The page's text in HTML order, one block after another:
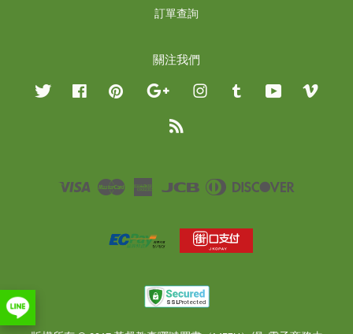
訂單查詢
關注我們
Twitter Facebook Pinterest Google InstagramTumblr YouTube
Visa Master
American
JCB
Diners